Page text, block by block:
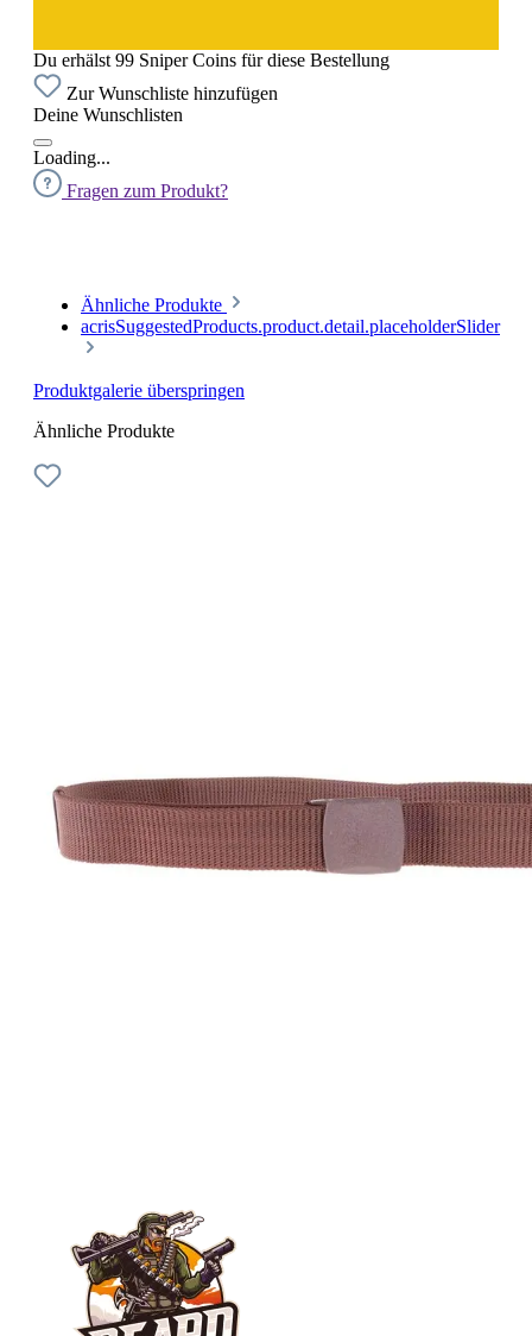
Du erhälst 99 Sniper Coins für diese Bestellung
Zur Wunschliste hinzufügen
Deine Wunschlisten
Loading...
Fragen zum Produkt?
Ähnliche Produkte
acrisSuggestedProducts.product.detail.placeholderSlider
Produktgalerie überspringen
Ähnliche Produkte